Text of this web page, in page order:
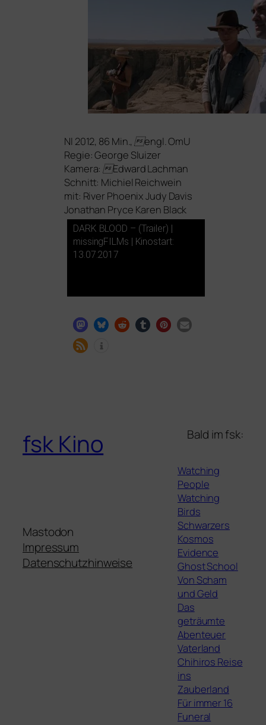
Nl 2012, 86 Min., engl. OmU
Regie: George Sluizer
Kamera: Edward Lachman
Schnitt: Michiel Reichwein
mit: River Phoenix Judy Davis
Jonathan Pryce Karen Black
DARK BLOOD – (Trailer) |
missingFILMs | Kinostart:
13.07.2017
fsk Kino
Mastodon
Impressum
Datenschutzhinweise
Bald im fsk:
Watching
People
Watching
Birds
Schwarzers
Kosmos
Evidence
Ghost School
Von Scham
und Geld
Das
geträumte
Abenteuer
Vaterland
Chihiros Reise
ins
Zauberland
Für immer 16
Funeral